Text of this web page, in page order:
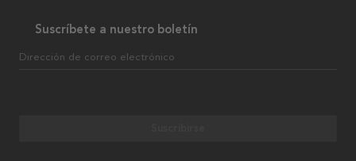
Suscríbete a nuestro boletín
Dirección de correo electrónico